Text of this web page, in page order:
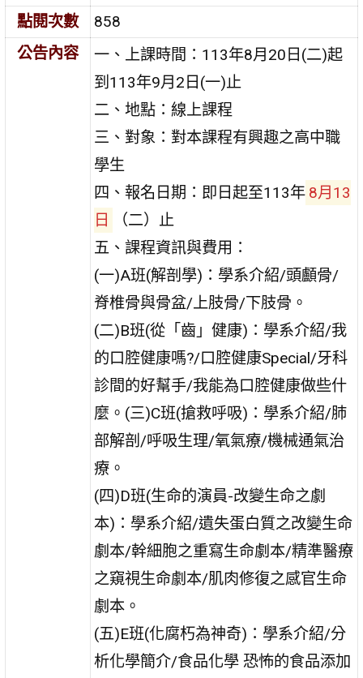
點閱次數
858
公告內容
一、上課時間：113年8月20日(二)起
到113年9月2日(一)止
二、地點：線上課程
三、對象：對本課程有興趣之高中職
學生
四、報名日期：即日起至113年 8月13
日
（二）止
五、課程資訊與費用：
(一)A班(解剖學)：學系介紹/頭顱骨/
脊椎骨與骨盆/上肢骨/下肢骨。
(二)B班(從「齒」健康)：學系介紹/我
的口腔健康嗎?/口腔健康Special/牙科
診間的好幫手/我能為口腔健康做些什
麼。(三)C班(搶救呼吸)：學系介紹/肺
部解剖/呼吸生理/氧氣療/機械通氣治
療。
(四)D班(生命的演員-改變生命之劇
本)：學系介紹/遺失蛋白質之改變生命
劇本/幹細胞之重寫生命劇本/精準醫療
之窺視生命劇本/肌肉修復之感官生命
劇本。
(五)E班(化腐朽為神奇)：學系介紹/分
析化學簡介/食品化學 恐怖的食品添加